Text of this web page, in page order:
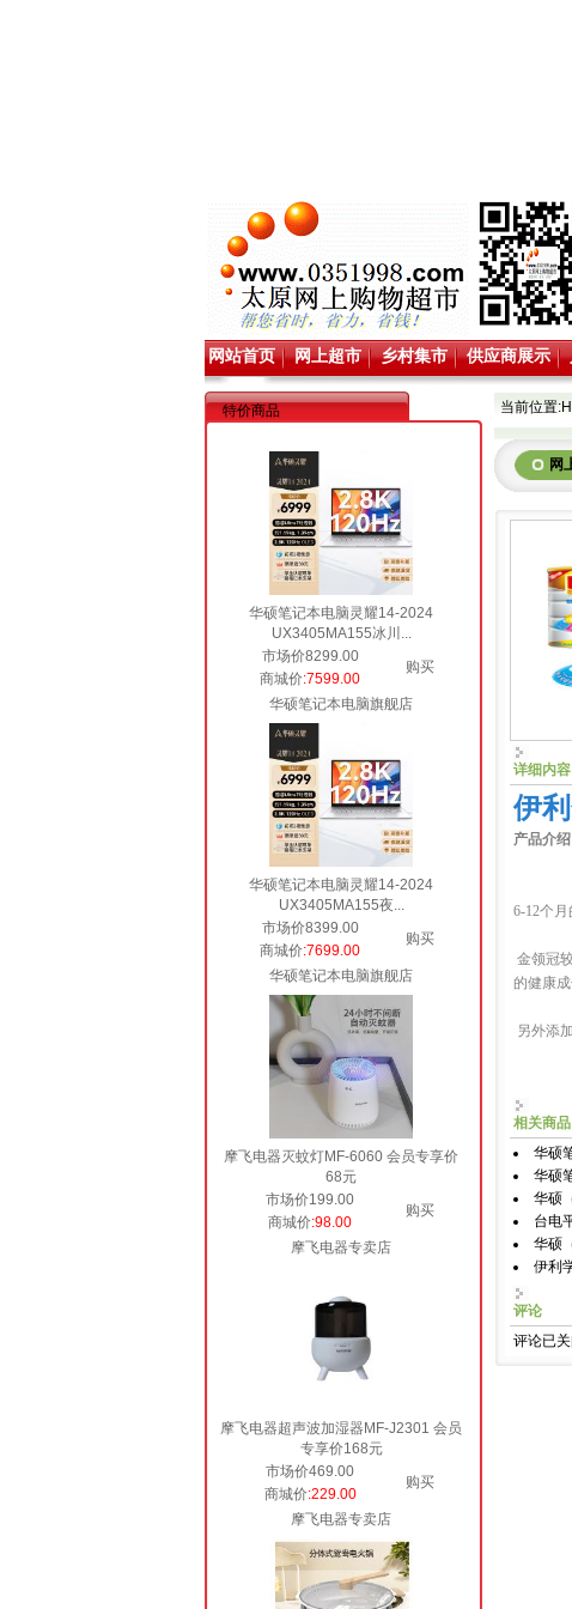
网站首页 网上超市 乡村集市 供应商展示
特价商品
华硕笔记本电脑灵耀14-2024
UX3405MA155冰川...
市场价8299.00
购买
商城价:7599.00
华硕笔记本电脑旗舰店
华硕笔记本电脑灵耀14-2024
UX3405MA155夜...
市场价8399.00
购买
商城价:7699.00
华硕笔记本电脑旗舰店
摩飞电器灭蚊灯MF-6060 会员专享价
68元
市场价199.00
购买
商城价:98.00
摩飞电器专卖店
摩飞电器超声波加湿器MF-J2301 会员
专享价168元
市场价469.00
购买
商城价:229.00
摩飞电器专卖店
当前位置:
网
详细内容
伊
产品介绍
6-12个
金领冠
的健康
另外添
相关商品
华硕
华硕
华硕
台电
华硕
伊利
评论
评论已